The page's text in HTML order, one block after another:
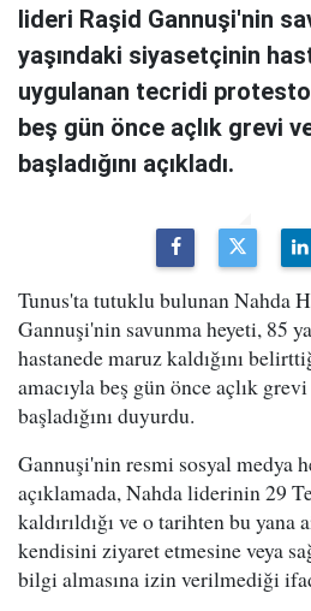
lideri Raşid Gannuşi'nin
yaşındaki siyasetçinin
uygulanan tecridi
beş gün önce açlık grevi
başladığını açıkladı.
Tunus'ta tutuklu bulunan Nahda
Gannuşi'nin savunma heyeti, 85
hastanede maruz kaldığını
amacıyla beş gün önce açlık
başladığını duyurdu.
Gannuşi'nin resmi sosyal medya
açıklamada, Nahda liderinin 29
kaldırıldığı ve o tarihten bu yana
kendisini ziyaret etmesine veya
bilgi almasına izin verilmediği